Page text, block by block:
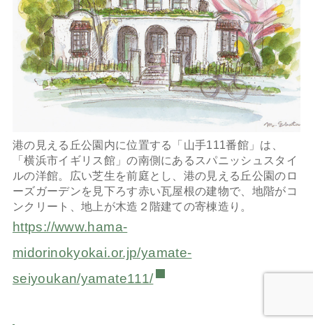
港の見える丘公園内に位置する「山手111番館」は、
「横浜市イギリス館」の南側にあるスパニッシュスタイ
ルの洋館。広い芝生を前庭とし、港の見える丘公園のロ
ーズガーデンを見下ろす赤い瓦屋根の建物で、地階がコ
ンクリート、地上が木造２階建ての寄棟造り。
https://www.hama-
midorinokyokai.or.jp/yamate-
seiyoukan/yamate111/